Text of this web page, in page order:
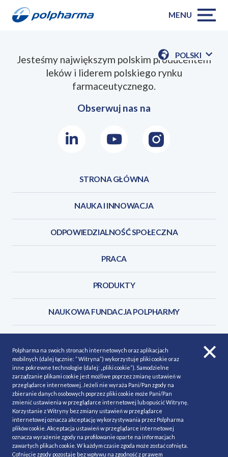
MENU
POLSKI
POKAŻ
Jesteśmy największym polskim producentem
leków i liderem polskiego rynku
farmaceutycznego.
Obserwuj nas na
LinkedInYoutubeInstagram
STRONA GŁÓWNA
NAUKA I INNOWACJA
ODPOWIEDZIALNOŚĆ SPOŁECZNA
PRACA
PRODUKTY
NAUKOWA FUNDACJA POLPHARMY
POLITYKA COOKIES
Polityka prywatności
MAPA STRONY
NASZE SERWISY
MATERIAŁY DO POBRANIA
MINIMALIZACJA RYZYKA
Polpharma na swoich stronach internetowych oraz aplikacjach
mobilnych (dalej łącznie: ” Witryna”) wykorzystuje pliki cookie oraz
inne pokrewne technologie (dalej: „pliki cookie”). Samodzielne
zarządzanie plikami cookie jest możliwe poprzez zmianę ustawień w
przeglądarce internetowej. Jeżeli nie wyraża Pani/Pan zgody na
zbieranie danych osobowych poprzez pliki cookie może Pani/Pan
zmienić ustawienia w przeglądarce internetowej lub opuścić Witrynę.
Korzystanie z Witryny bez zmiany ustawień w przeglądarce
internetowej oznacza akceptację wykorzystywania przez Polpharma
plików cookie. Akceptacja ustawień w przeglądarce internetowej
oznacza wyrażenie zgody na profilowanie oparte na informacjach
zawartych plikach cookie. W każdym czasie zgoda może zostać cofnięta.
Cofnięcie zgody pozostaje bez wpływu na zgodność z prawem